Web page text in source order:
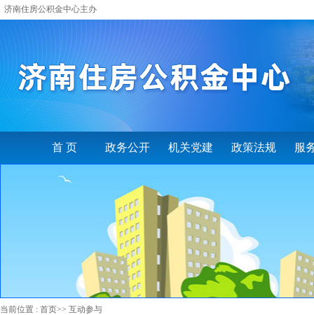
济南住房公积金中心主办
首 页 政务公开 机关党建 政策法规 服
当前位置 : 首页>> 互动参与